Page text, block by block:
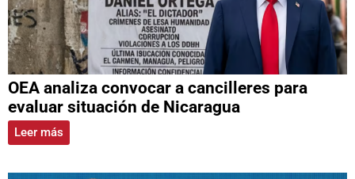
OEA analiza convocar a cancilleres para
evaluar situación de Nicaragua
Leer más